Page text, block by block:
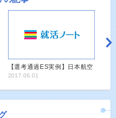
【選考通過ES実例】日本航空
2017.06.01